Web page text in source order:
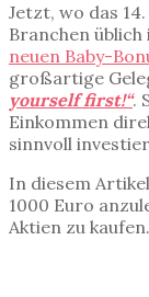
Jetzt, wo das
Branchen
neuen Baby-
großartige
yourself first!“.
Einkommen
sinnvoll
In diesem
1000 Euro
Aktien zu